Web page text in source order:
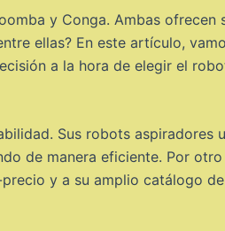
y Conga. Ambas ofrecen
ellas? En este artículo,
a la hora de elegir el
Sus robots aspiradores
de manera eficiente. Por
y a su amplio catálogo